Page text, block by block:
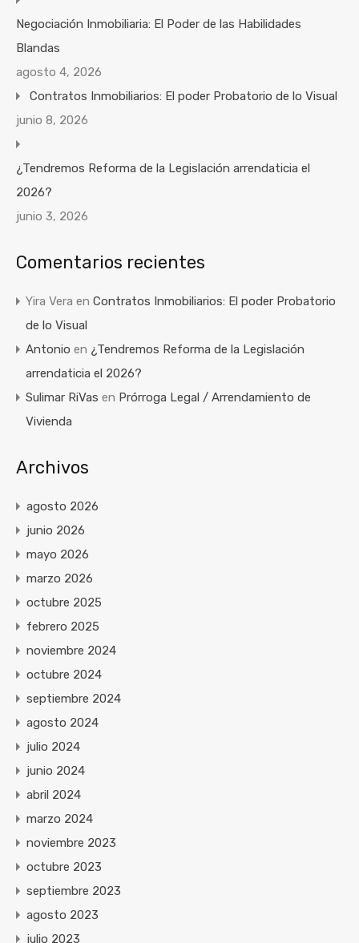
Negociación Inmobiliaria: El Poder de las Habilidades
Blandas
agosto 4, 2026
Contratos Inmobiliarios: El poder Probatorio de lo Visual
junio 8, 2026
¿Tendremos Reforma de la Legislación arrendaticia el
2026?
junio 3, 2026
Comentarios recientes
Yira Vera en Contratos Inmobiliarios: El poder Probatorio
de lo Visual
Antonio en ¿Tendremos Reforma de la Legislación
arrendaticia el 2026?
Sulimar RiVas en Prórroga Legal / Arrendamiento de
Vivienda
Archivos
agosto 2026
junio 2026
mayo 2026
marzo 2026
octubre 2025
febrero 2025
noviembre 2024
octubre 2024
septiembre 2024
agosto 2024
julio 2024
junio 2024
abril 2024
marzo 2024
noviembre 2023
octubre 2023
septiembre 2023
agosto 2023
julio 2023